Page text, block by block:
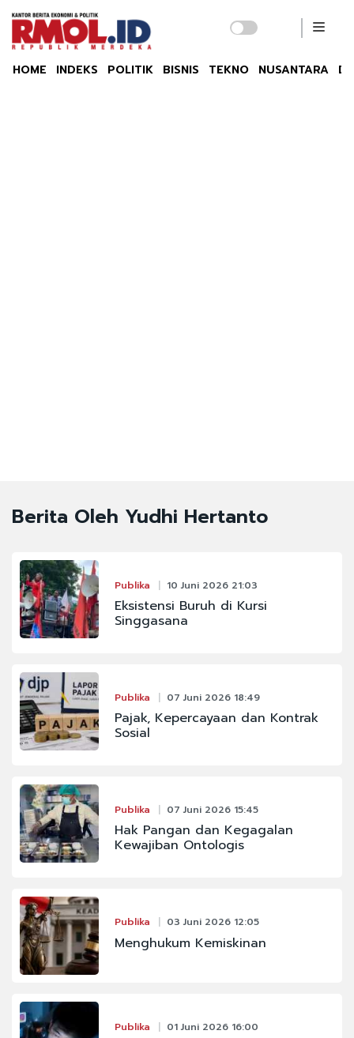
HOME INDEKS POLITIK BISNIS TEKNO NUSANTARA
Berita Oleh Yudhi Hertanto
Publika 10 Juni 2026 21:03
Eksistensi Buruh di Kursi
Singgasana
Publika 07 Juni 2026 18:49
Pajak, Kepercayaan dan Kontrak
Sosial
Publika 07 Juni 2026 15:45
Hak Pangan dan Kegagalan
Kewajiban Ontologis
Publika 03 Juni 2026 12:05
Menghukum Kemiskinan
Publika 01 Juni 2026 16:00